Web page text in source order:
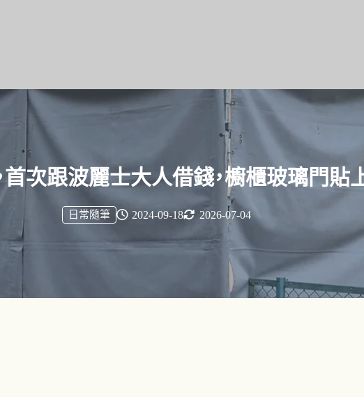
次跟波麗士大人借錢，櫥櫃玻璃門貼
2024-09-18 2026-07-04
日常隨筆